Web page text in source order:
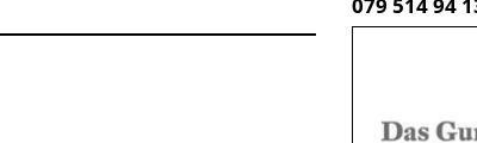
079 514 94